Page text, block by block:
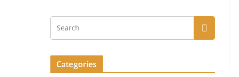
Categories